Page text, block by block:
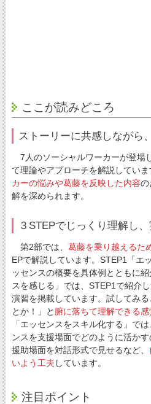
ここが読みどころ
ストーリーに共感しながら
7人のソーシャルワーカーが登場
て理論やアプローチを解説してい
カーの悩みや葛藤を反映した内容の
解を深められます。
３STEPでじっくり理解し
第2部では、 葛藤を乗り越えるた
EPで解説しています。STEP1「エ
ッセンスの概要を具体例とともに
スを感じる」では、STEP1で紹介
演習を掲載しています。試してみ
とか！」と 腑に落ちて理解できる
「エッセンスをスキル化する」で
ンスを支援場面でどのように活か
援助場面を対話形式で見せるなど、
いよう工夫 しています。
注目ポイント